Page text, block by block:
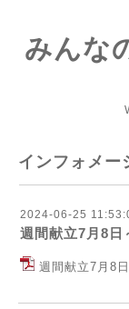
みんな
インフォメー
2024-06-25
週間献立7月8日
週間献立7月8日